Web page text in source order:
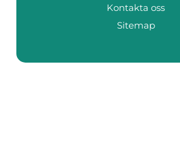
Kontakta oss
Sitemap